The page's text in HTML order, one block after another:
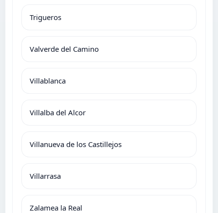
Trigueros
Valverde del Camino
Villablanca
Villalba del Alcor
Villanueva de los Castillejos
Villarrasa
Zalamea la Real